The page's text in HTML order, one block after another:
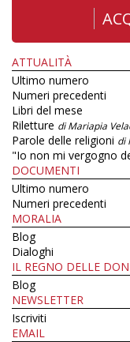
ATTUALITÀ
Ultimo numero
Numeri precedenti
Libri del mese
Riletture di Mariapia
Parole delle religioni di
"Io non mi vergogno
DOCUMENTI
Ultimo numero
Numeri precedenti
MORALIA
Blog
Dialoghi
IL REGNO DELLE
Blog
NEWSLETTER
Iscriviti
EMAIL